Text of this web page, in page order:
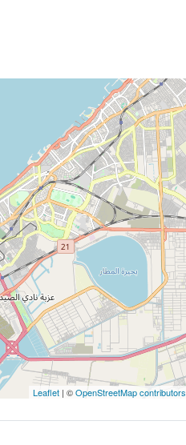
Leaflet | ©OpenStreetMap contributors